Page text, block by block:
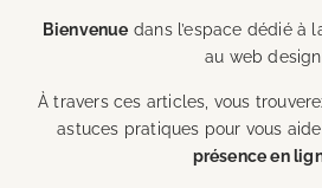
Bienvenue dans l’espace dédié à
au web
À travers ces articles, vous
astuces pratiques pour vous
présence en